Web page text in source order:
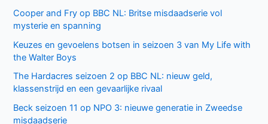
Cooper and Fry op BBC NL: Britse misdaadserie vol
mysterie en spanning
Keuzes en gevoelens botsen in seizoen 3 van My Life with
the Walter Boys
The Hardacres seizoen 2 op BBC NL: nieuw geld,
klassenstrijd en een gevaarlijke rivaal
Beck seizoen 11 op NPO 3: nieuwe generatie in Zweedse
misdaadserie